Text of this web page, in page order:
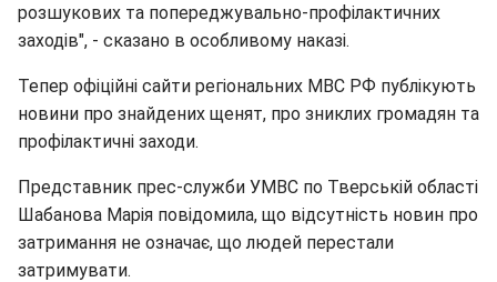
розшукових та попереджувально-профілактичних
заходів", - сказано в особливому наказі.
Тепер офіційні сайти регіональних МВС РФ публікують
новини про знайдених щенят, про зниклих громадян та
профілактичні заходи.
Представник прес-служби УМВС по Тверській області
Шабанова Марія повідомила, що відсутність новин про
затримання не означає, що людей перестали
затримувати.